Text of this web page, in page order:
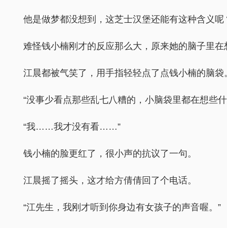
他是做梦都没想到，这芝士汉堡还能有这种含义呢
难怪钱小楠刚才的反应那么大，原来她的脑子里在
江晨都被气笑了，用手指轻轻点了点钱小楠的脑袋
“没事少看点那些乱七八糟的，小脑袋里都在想些
“我……我才没有看……”
钱小楠的脸更红了，很小声的抗议了一句。
江晨摇了摇头，这才给方倩倩回了个电话。
“江先生，我刚才听到你身边有女孩子的声音喔。”